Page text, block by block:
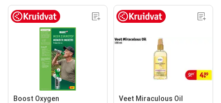
Boost Oxygen Veet Miraculous Oil